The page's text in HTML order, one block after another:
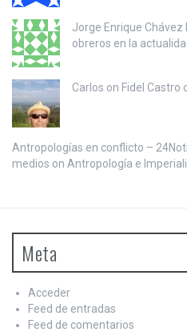
Jorge Enrique Chávez
obreros en la
Carlos on Fidel Castro
Antropologías en conflicto –
medios on Antropología e
Meta
Acceder
Feed de entradas
Feed de comentarios